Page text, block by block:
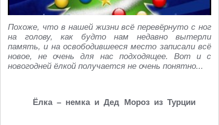
Похоже, что в нашей жизни всё перевёрнуто с ног
на голову, как будто нам недавно вытерли
память, и на освободившееся место записали всё
новое, не очень для нас подходящее. Вот и с
новогодней ёлкой получается не очень понятно...
Ёлка – немка и Дед Мороз из Турции